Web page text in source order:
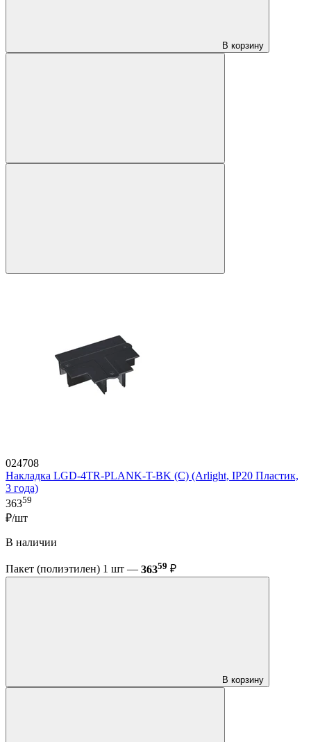
В корзину
024708
Накладка LGD-4TR-PLANK-T-BK (C) (Arlight, IP20 Пластик,
3 года)
36359
₽/шт
В наличии
Пакет (полиэтилен) 1 шт — 36359 ₽
В корзину